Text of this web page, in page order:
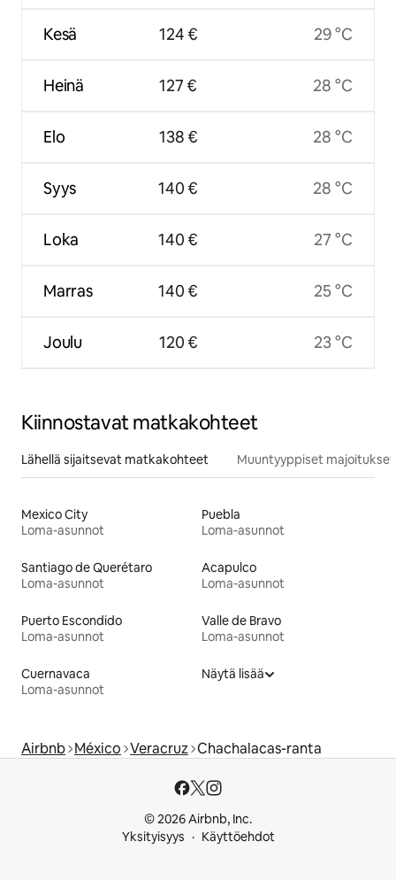
Kesä
Heinä
Elo
Syys
Loka
Marras
Joulu
124 €
127 €
138 €
140 €
140 €
140 €
120 €
29 °C
28 °C
28 °C
28 °C
27 °C
25 °C
23 °C
Kiinnostavat matkakohteet
Lähellä sijaitsevat matkakohteet Muuntyyppiset majoitukset
Mexico City
Loma-asunnot
Puebla
Loma-asunnot
Santiago de Querétaro
Loma-asunnot
Acapulco
Loma-asunnot
Puerto Escondido
Loma-asunnot
Valle de Bravo
Loma-asunnot
Cuernavaca
Loma-asunnot
Näytä lisää
Airbnb México Veracruz Chachalacas-ranta
© 2026 Airbnb, Inc.
Yksityisyys
Käyttöehdot